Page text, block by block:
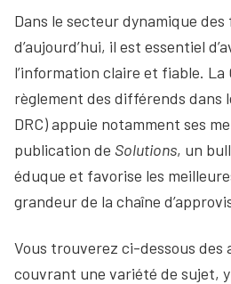
Dans le secteur dynamique
d’aujourd’hui, il est essentiel
l’information claire et fiable. La
règlement des différends dans
DRC) appuie notamment ses
publication de Solutions, un
éduque et favorise les
grandeur de la chaîne
Vous trouverez ci-dessous des
couvrant une variété de sujet,